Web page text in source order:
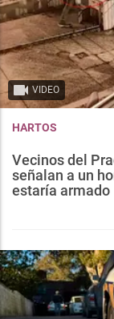
VIDEO
HARTOS
Vecinos del
señalan a un
estaría armado